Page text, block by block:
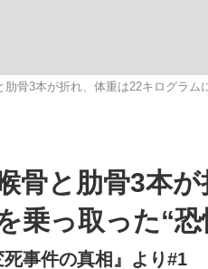
肋骨3本が折れ、体重は22キログラ
骨と肋骨3本
乗っ取った“恐
死事件の真相』より#1